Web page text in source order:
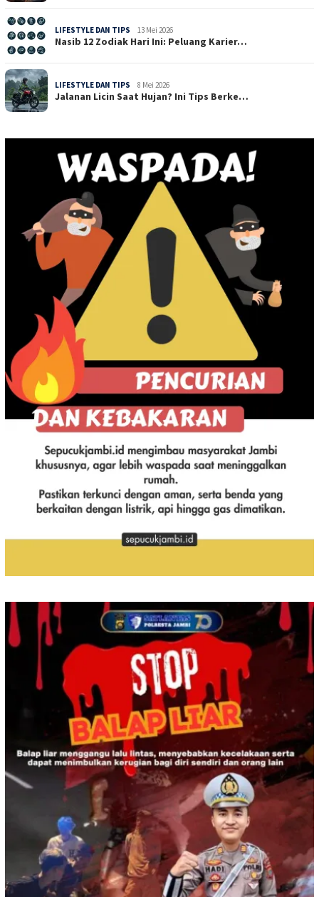
LIFESTYLE DAN TIPS 13 Mei 2026
Nasib 12 Zodiak Hari Ini: Peluang Karier…
LIFESTYLE DAN TIPS 8 Mei 2026
Jalanan Licin Saat Hujan? Ini Tips Berke…